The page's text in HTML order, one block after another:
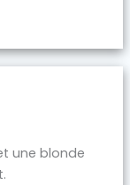
une blonde